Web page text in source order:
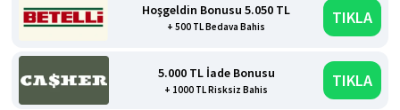
Hoşgeldin Bonusu 5.050 TL
+ 500 TL Bedava Bahis TIKLA
5.000 TL İade Bonusu
+ 1000 TL Risksiz Bahis TIKLA